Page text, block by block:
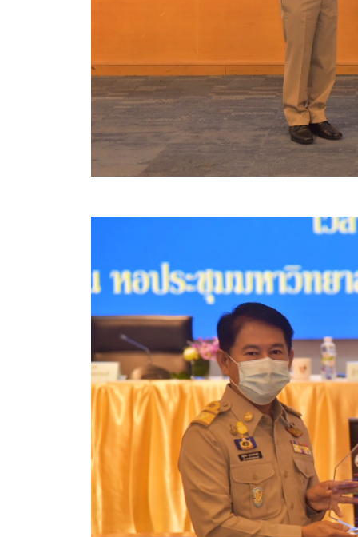
ประกาศเชิญชวนประกวดราคา (e-bidding)
ยกเลิกประกาศเชิญชวน
ยกเลิกประกาศผู้ชนะ
เปลี่ยนแปลงประกาศผู้ชนะ
เปลี่ยนแปลงประกาศเชิญชวน
ประกาศขายทอดตลาดทรัพย์สินประจำปี
ประกาศกำหนดอายุการใช้งานของสินทรัพย์ขององ
คู่มือการปฏิบัติงานฝ่ายทะเบียนพัสดุและทรัพย์สิน
การประเมินความพึงพอใจของการดำเนินงาน อบจ.
ขั้นตอนและวิธีการชำระภาษีฯ
แบบฟอร์มการชำระภาษีฯ